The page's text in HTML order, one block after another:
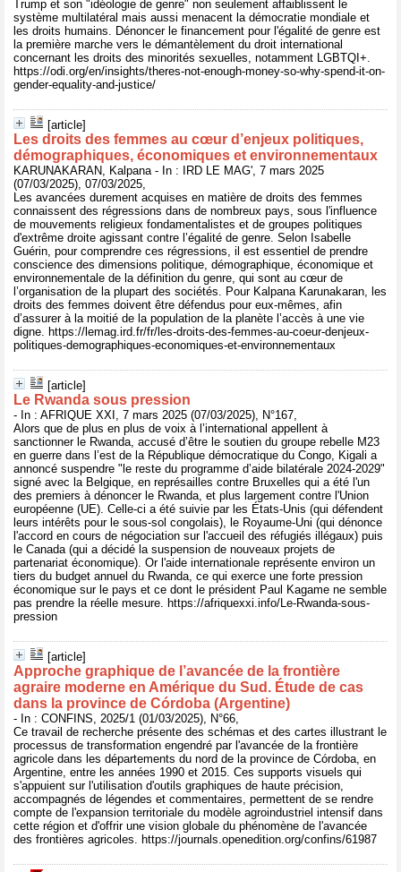
Trump et son "idéologie de genre" non seulement affaiblissent le
système multilatéral mais aussi menacent la démocratie mondiale et
les droits humains. Dénoncer le financement pour l'égalité de genre est
la première marche vers le démantèlement du droit international
concernant les droits des minorités sexuelles, notamment LGBTQI+.
https://odi.org/en/insights/theres-not-enough-money-so-why-spend-it-on-
gender-equality-and-justice/
[article]
Les droits des femmes au cœur d’enjeux politiques,
démographiques, économiques et environnementaux
KARUNAKARAN, Kalpana - In : IRD LE MAG', 7 mars 2025
(07/03/2025), 07/03/2025,
Les avancées durement acquises en matière de droits des femmes
connaissent des régressions dans de nombreux pays, sous l'influence
de mouvements religieux fondamentalistes et de groupes politiques
d'extrême droite agissant contre l’égalité de genre. Selon Isabelle
Guérin, pour comprendre ces régressions, il est essentiel de prendre
conscience des dimensions politique, démographique, économique et
environnementale de la définition du genre, qui sont au cœur de
l’organisation de la plupart des sociétés. Pour Kalpana Karunakaran, les
droits des femmes doivent être défendus pour eux-mêmes, afin
d’assurer à la moitié de la population de la planète l’accès à une vie
digne. https://lemag.ird.fr/fr/les-droits-des-femmes-au-coeur-denjeux-
politiques-demographiques-economiques-et-environnementaux
[article]
Le Rwanda sous pression
- In : AFRIQUE XXI, 7 mars 2025 (07/03/2025), N°167,
Alors que de plus en plus de voix à l’international appellent à
sanctionner le Rwanda, accusé d’être le soutien du groupe rebelle M23
en guerre dans l’est de la République démocratique du Congo, Kigali a
annoncé suspendre "le reste du programme d’aide bilatérale 2024-2029"
signé avec la Belgique, en représailles contre Bruxelles qui a été l'un
des premiers à dénoncer le Rwanda, et plus largement contre l'Union
européenne (UE). Celle-ci a été suivie par les États-Unis (qui défendent
leurs intérêts pour le sous-sol congolais), le Royaume-Uni (qui dénonce
l'accord en cours de négociation sur l'accueil des réfugiés illégaux) puis
le Canada (qui a décidé la suspension de nouveaux projets de
partenariat économique). Or l'aide internationale représente environ un
tiers du budget annuel du Rwanda, ce qui exerce une forte pression
économique sur le pays et ce dont le président Paul Kagame ne semble
pas prendre la réelle mesure. https://afriquexxi.info/Le-Rwanda-sous-
pression
[article]
Approche graphique de l’avancée de la frontière
agraire moderne en Amérique du Sud. Étude de cas
dans la province de Córdoba (Argentine)
- In : CONFINS, 2025/1 (01/03/2025), N°66,
Ce travail de recherche présente des schémas et des cartes illustrant le
processus de transformation engendré par l'avancée de la frontière
agricole dans les départements du nord de la province de Córdoba, en
Argentine, entre les années 1990 et 2015. Ces supports visuels qui
s'appuient sur l'utilisation d'outils graphiques de haute précision,
accompagnés de légendes et commentaires, permettent de se rendre
compte de l'expansion territoriale du modèle agroindustriel intensif dans
cette région et d'offrir une vision globale du phénomène de l'avancée
des frontières agricoles. https://journals.openedition.org/confins/61987